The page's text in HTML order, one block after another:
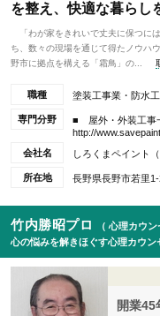
を整え、快適な暮らし
「わが家をきれいで丈夫に保つに
ち、数々の現場を通じて得たノウハ
野市に拠点を構える「霜鳥」の...
職種 塗装工事業・防水
専門分野
■ 屋外・外装工事
http://
会社名
しろくまペイント
所在地 長野県長野市若里
竹内勝昭プロ
（ 心理カウン
心の悩みを解きほぐす心理カウン
開業45